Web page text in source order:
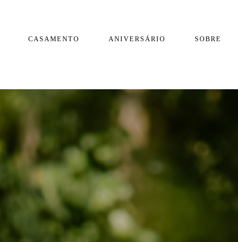
CASAMENTO ANIVERSÁRIO SOBRE